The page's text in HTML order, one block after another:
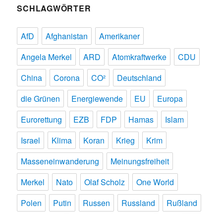
SCHLAGWÖRTER
AfD Afghanistan
Amerikaner
Angela Merkel
ARD Atomkraftwerke
CDU
China
Corona CO²
Deutschland
die Grünen
Energiewende EU
Europa
Eurorettung
EZB FDP Hamas
Islam
Israel
Klima Koran Krieg
Krim
Masseneinwanderung
Meinungsfreiheit
Merkel
Nato Olaf Scholz
One World
Polen
Putin Russen Russland
Rußland